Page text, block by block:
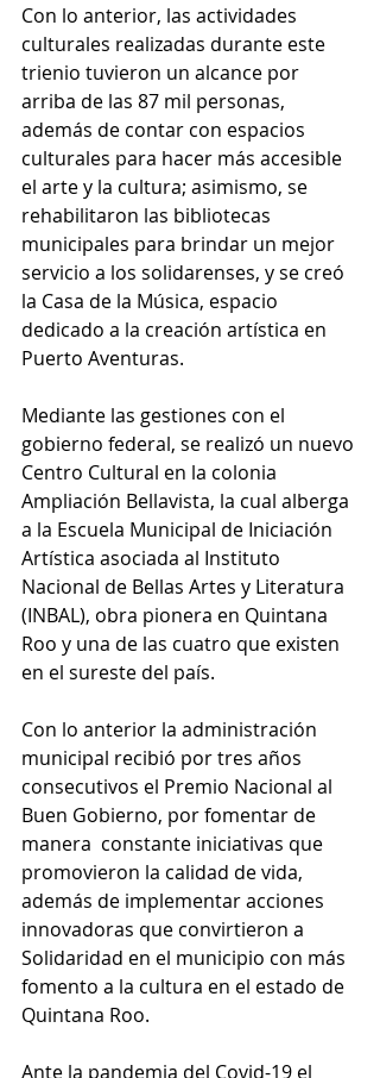
Con lo anterior, las actividades
culturales realizadas durante este
trienio tuvieron un alcance por
arriba de las 87 mil personas,
además de contar con espacios
culturales para hacer más accesible
el arte y la cultura; asimismo, se
rehabilitaron las bibliotecas
municipales para brindar un mejor
servicio a los solidarenses, y se creó
la Casa de la Música, espacio
dedicado a la creación artística en
Puerto Aventuras.
Mediante las gestiones con el
gobierno federal, se realizó un nuevo
Centro Cultural en la colonia
Ampliación Bellavista, la cual alberga
a la Escuela Municipal de Iniciación
Artística asociada al Instituto
Nacional de Bellas Artes y Literatura
(INBAL), obra pionera en Quintana
Roo y una de las cuatro que existen
en el sureste del país.
Con lo anterior la administración
municipal recibió por tres años
consecutivos el Premio Nacional al
Buen Gobierno, por fomentar de
manera  constante iniciativas que
promovieron la calidad de vida,
además de implementar acciones
innovadoras que convirtieron a
Solidaridad en el municipio con más
fomento a la cultura en el estado de
Quintana Roo.
Ante la pandemia del Covid-19 el